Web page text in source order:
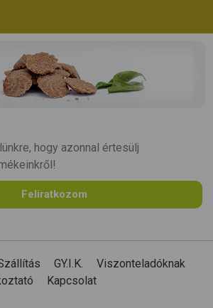
hogy azonnal értesülj
Feliratkozom
GY.I.K.
Viszonteladóknak
Kapcsolat